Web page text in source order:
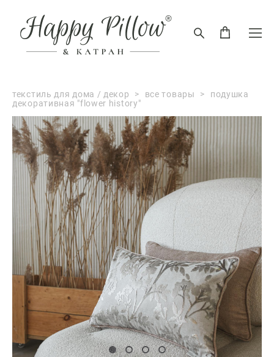
текстиль для дома / декор > все товары > подушка
декоративная "flower history"